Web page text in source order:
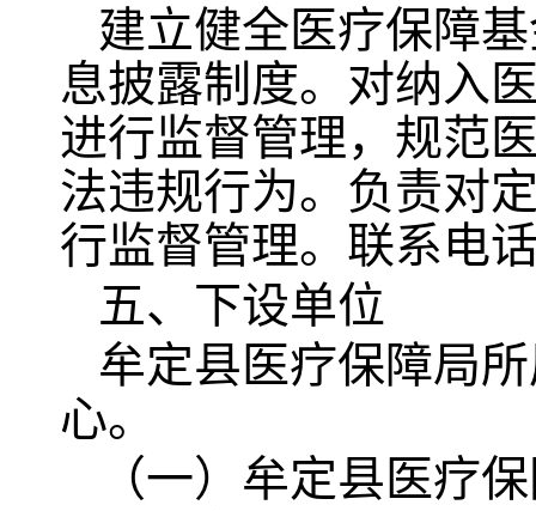
建立健全医疗保障
息披露制度。对纳入
进行监督管理，规范
法违规行为。负责对
行监督管理。联系电
五、下设单位
牟定县医疗保障局
心。
（一）牟定县医疗